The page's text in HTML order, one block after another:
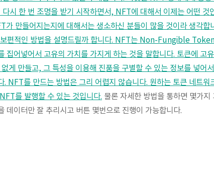
시 한 번 조명을 받기 시작하면서, NFT에 대해서 이제는 어떤 것
가 만들어지는지에 대해서는 생소하신 분들이 많을 것이라 생각
편적인 방법을 설명드릴까 합니다. NFT는 Non-Fungible
집어넣어서 고유의 가치를 가지게 하는 것을 말합니다. 토큰에 고
게 만들고, 그 특성을 이용해 진품을 구별할 수 있는 정보를 넣어
. NFT를 만드는 방법은 그리 어렵지 않습니다. 원하는 토큰 네트
를 발행할 수 있는 것입니다. 물론 자세한 방법을 통하면 몇가
데이터만 잘 추리시고 버튼 몇번으로 진행이 가능합니다.